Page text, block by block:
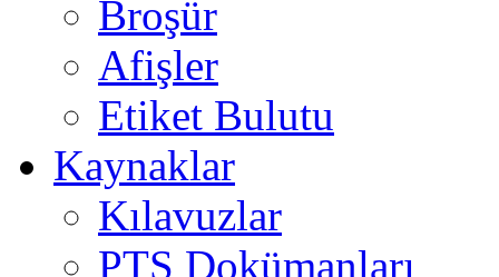
Broşür
Afişler
Etiket Bulutu
Kaynaklar
Kılavuzlar
PTS Dokümanları